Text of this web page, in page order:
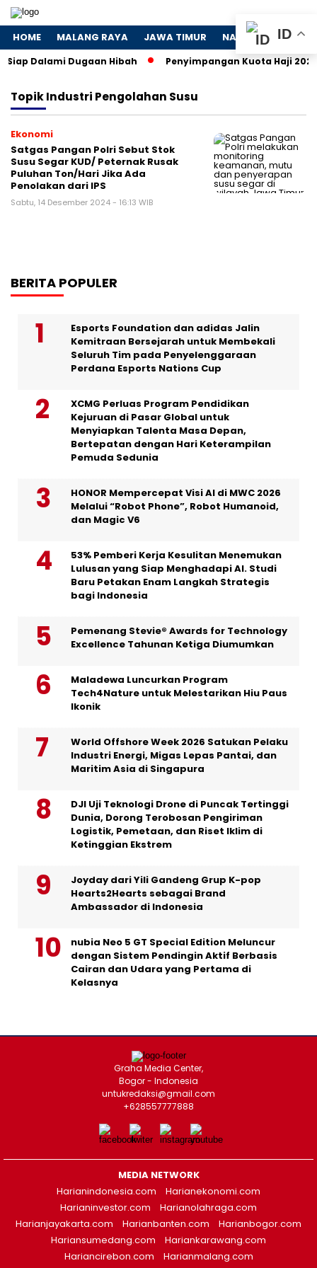
HOME MALANG RAYA JAWA TIMUR NASIONAL
Dalami Dugaan Hibah Penyimpangan Kuota Haji
TopikIndustri Pengolahan Susu
Ekonomi
Satgas Pangan Polri Sebut Stok
Susu Segar KUD/ Peternak Rusak
Puluhan Ton/Hari Jika Ada
Penolakan dari IPS
Sabtu, 14 Desember 2024 - 16:13 WIB
BERITA POPULER
Esports Foundation dan adidas Jalin
Kemitraan Bersejarah untuk Membekali
Seluruh Tim pada Penyelenggaraan
Perdana Esports Nations Cup
XCMG Perluas Program Pendidikan
Kejuruan di Pasar Global untuk
Menyiapkan Talenta Masa Depan,
Bertepatan dengan Hari Keterampilan
Pemuda Sedunia
HONOR Mempercepat Visi AI di MWC 2026
Melalui “Robot Phone”, Robot Humanoid,
dan Magic V6
53% Pemberi Kerja Kesulitan Menemukan
Lulusan yang Siap Menghadapi AI. Studi
Baru Petakan Enam Langkah Strategis
bagi Indonesia
Pemenang Stevie® Awards for Technology
Excellence Tahunan Ketiga Diumumkan
Maladewa Luncurkan Program
Tech4Nature untuk Melestarikan Hiu Paus
Ikonik
World Offshore Week 2026 Satukan Pelaku
Industri Energi, Migas Lepas Pantai, dan
Maritim Asia di Singapura
DJI Uji Teknologi Drone di Puncak Tertinggi
Dunia, Dorong Terobosan Pengiriman
Logistik, Pemetaan, dan Riset Iklim di
Ketinggian Ekstrem
Joyday dari Yili Gandeng Grup K-pop
Hearts2Hearts sebagai Brand
Ambassador di Indonesia
nubia Neo 5 GT Special Edition Meluncur
dengan Sistem Pendingin Aktif Berbasis
Cairan dan Udara yang Pertama di
Kelasnya
ID
Graha Media Center,
Bogor - Indonesia
untukredaksi@gmail.com
+628557777888
MEDIA NETWORK
Harianindonesia.com
Harianekonomi.com
Harianinvestor.com
Harianolahraga.com
Harianjayakarta.com
Harianbanten.com
Harianbogor.com
Hariansumedang.com
Hariankarawang.com
Hariancirebon.com
Harianmalang.com